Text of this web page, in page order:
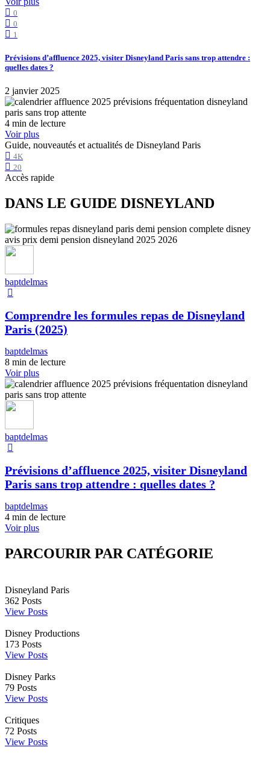
0
0
1
Prévisions d’affluence 2025, visiter Disneyland Paris sans trop attendre :
quelles dates ?
2 janvier 2025
4 min de lecture
Voir plus
Guide, nouveautés et actualités de Disneyland Paris
4K
20
Accès rapide
DANS LE GUIDE DISNEYLAND
baptdelmas
Comprendre les formules repas de Disneyland
Paris (2025)
baptdelmas
8 min de lecture
Voir plus
baptdelmas
Prévisions d’affluence 2025, visiter Disneyland
Paris sans trop attendre : quelles dates ?
baptdelmas
4 min de lecture
Voir plus
PARCOURIR PAR CATÉGORIE
Disneyland Paris
362 Posts
View Posts
Disney Productions
173 Posts
View Posts
Disney Parks
79 Posts
View Posts
Critiques
72 Posts
View Posts